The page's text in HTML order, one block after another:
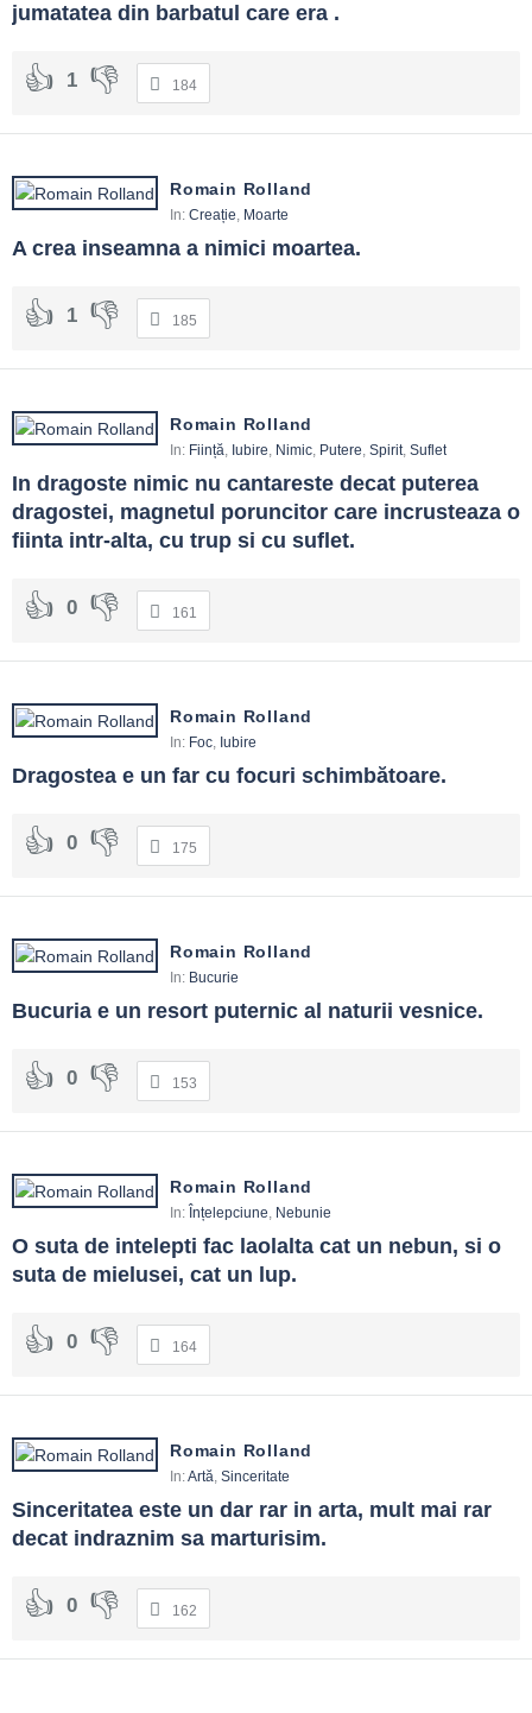
jumatatea din barbatul care era .
1 184
Romain Rolland
In: Creație, Moarte
A crea inseamna a nimici moartea.
1 185
Romain Rolland
In: Ființă, Iubire, Nimic, Putere, Spirit, Suflet
In dragoste nimic nu cantareste decat puterea
dragostei, magnetul poruncitor care incrusteaza o
fiinta intr-alta, cu trup si cu suflet.
0 161
Romain Rolland
In: Foc, Iubire
Dragostea e un far cu focuri schimbătoare.
0 175
Romain Rolland
In: Bucurie
Bucuria e un resort puternic al naturii vesnice.
0 153
Romain Rolland
In: Înțelepciune, Nebunie
O suta de intelepti fac laolalta cat un nebun, si o
suta de mielusei, cat un lup.
0 164
Romain Rolland
In:Artă, Sinceritate
Sinceritatea este un dar rar in arta, mult mai rar
decat indraznim sa marturisim.
0 162